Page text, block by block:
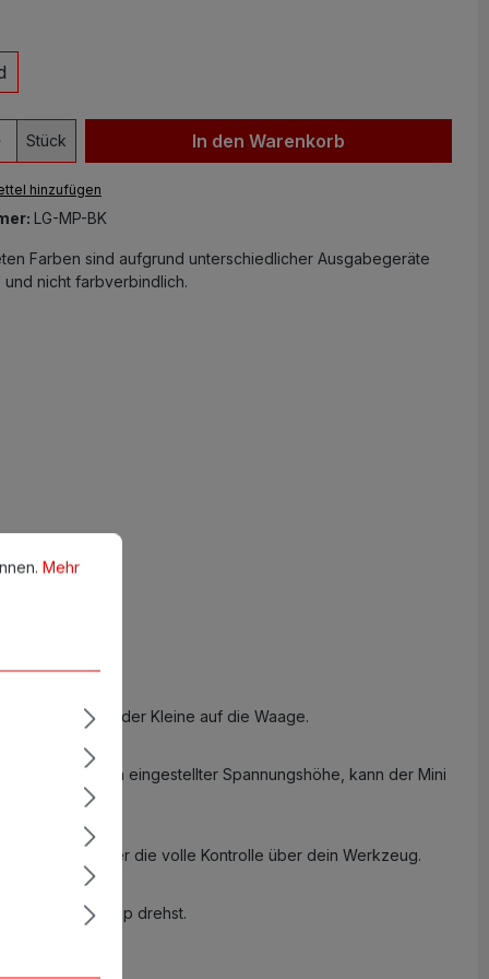
Anzahl: Gib den gewünschten Wert
Stück In den Warenkorb
hinzufügen
LG-MP-BK
Farben sind aufgrund unterschiedlicher Ausgabegeräte
und nicht farbverbindlich.
111g bringt der Kleine auf die Waage.
ab. Je nach eingestellter Spannungshöhe, kann der Mini
hast Du immer die volle Kontrolle über dein Werkzeug.
den Grip drehst.
Mehr Informationen ...
Mehr